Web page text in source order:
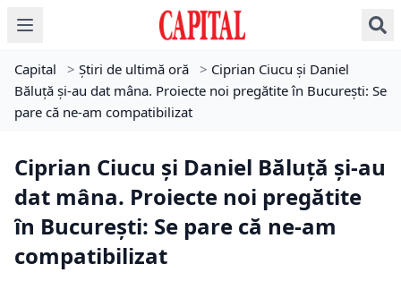
Capital > Știri de ultimă oră > Ciprian Ciucu și Daniel
Băluță și-au dat mâna. Proiecte noi pregătite în București: Se
pare că ne-am compatibilizat
Ciprian Ciucu și Daniel Băluță și-au
dat mâna. Proiecte noi pregătite
în București: Se pare că ne-am
compatibilizat